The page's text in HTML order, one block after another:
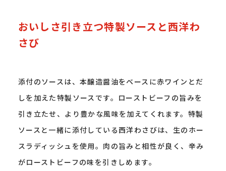
おいしさ引き立つ特製ソースと西洋わ
さび
添付のソースは、本醸造醤油をベースに赤ワインとだ
しを加えた特製ソースです。ローストビーフの旨みを
引き立たせ、より豊かな風味を加えてくれます。特製
ソースと一緒に添付している西洋わさびは、生のホー
スラディッシュを使用。肉の旨みと相性が良く、辛み
がローストビーフの味を引きしめます。